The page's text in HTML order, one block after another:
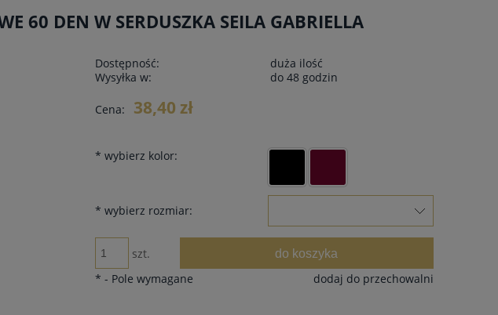
60 DEN W SERDUSZKA SEILA GABRIELLA
Dostępność:
duża ilość
Wysyłka w:
do 48 godzin
Cena: 38,40 zł
* wybierz kolor:
* wybierz rozmiar:
szt. do koszyka
dodaj do przechowalni
* - Pole wymagane